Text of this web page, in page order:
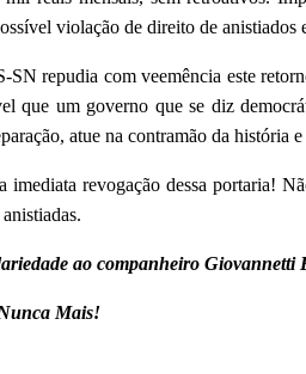
violação de direito de anistiados
repudia com veemência este
que um governo que se diz
atue na contramão da história
imediata revogação dessa portaria!
anistiadas.
ao companheiro Giovannetti
Mais!